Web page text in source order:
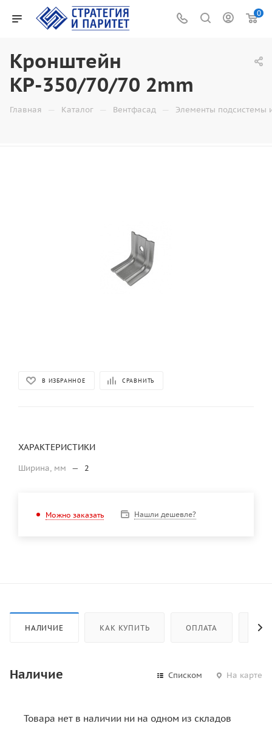
0
Кронштейн
КР-350/70/70 2mm
Главная — Каталог — Вентфасад — Элементы подсистемы
В ИЗБРАННОЕ СРАВНИТЬ
ХАРАКТЕРИСТИКИ
Ширина, мм — 2
Можно заказать Нашли дешевле?
НАЛИЧИЕ КАК КУПИТЬ ОПЛАТА
Наличие Списком На карте
Товара нет в наличии ни на одном из складов